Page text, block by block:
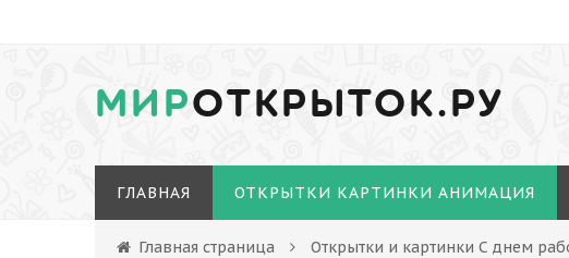
МИРОТКРЫТОК.РУ
ГЛАВНАЯ ОТКРЫТКИ КАРТИНКИ АНИМАЦИЯ
Главная страница Открытки и картинки С днем